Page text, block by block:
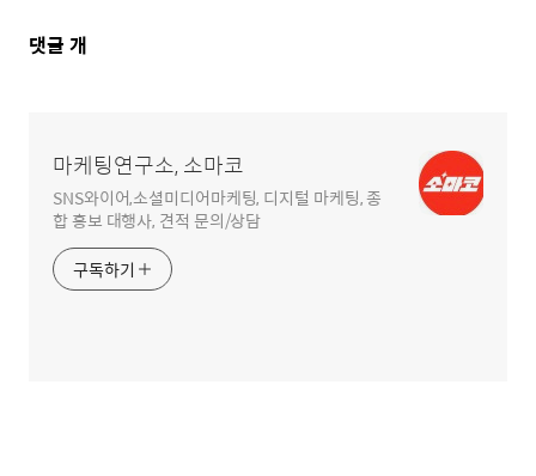
댓
댓글 개
마케팅연구소, 소마코
SNS와이어,소셜미디어마케팅, 디지털 마케팅, 종
합 홍보 대행사, 견적 문의/상담
구독하기